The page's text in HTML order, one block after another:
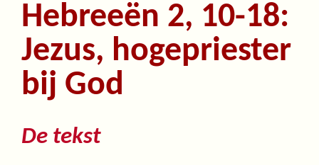
Hebreeën 2, 10-18:
Jezus, hogepriester
bij God
De tekst